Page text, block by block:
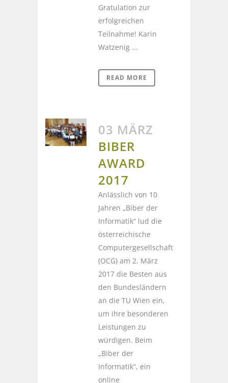
Gratulation zur
erfolgreichen
Teilnahme! Karin
Watzenig ...
READ MORE
03 MÄRZ
BIBER
AWARD
2017
Anlässlich von 10
Jahren „Biber der
Informatik“ lud die
österreichische
Computergesellschaft
(OCG) am 2. März
2017 die Besten aus
den Bundesländern
an die TU Wien ein,
um ihre besonderen
Leistungen zu
würdigen. Beim
„Biber der
Informatik“, ein
online